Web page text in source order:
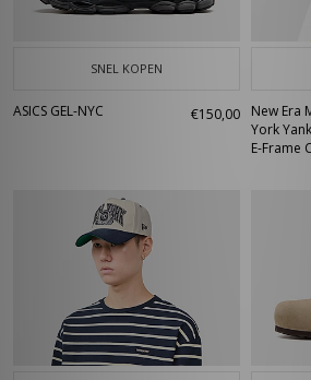
SNEL KOPEN
ASICS GEL-NYC €150,00
New Era
York
E-Frame